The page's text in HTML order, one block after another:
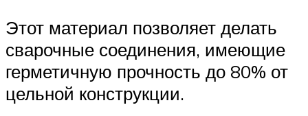
Этот материал позволяет делать
сварочные соединения, имеющие
герметичную прочность до 80% от
цельной конструкции.